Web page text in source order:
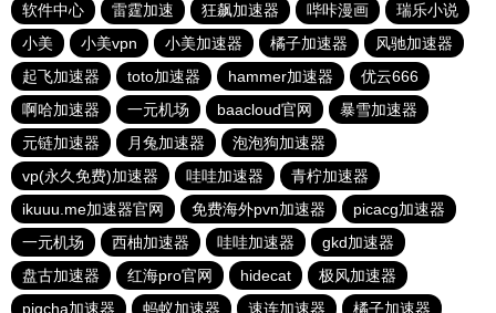
软件中心
雷霆加速 狂飙加速器 哔咔漫画
瑞乐小说
小美
小美vpn 小美加速器 橘子加速器
风驰加速器
起飞加速器
toto加速器 hammer加速器
优云666
啊哈加速器
一元机场 baacloud官网
暴雪加速器
元链加速器
月兔加速器
泡泡狗加速器
vp(永久免费)加速器
哇哇加速器
青柠加速器
ikuuu.me加速器官网
免费海外pvn加速器
picacg加速器
一元机场
西柚加速器 哇哇加速器
gkd加速器
盘古加速器
红海pro官网 hidecat
极风加速器
pigcha加速器
蚂蚁加速器 速连加速器 橘子加速器